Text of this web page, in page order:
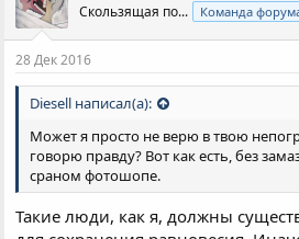
Скользящая по... Команда
28 Дек 2016
Diesell написал(а):
Может я просто не верю в твою
говорю правду? Вот как есть, без
сраном фотошопе.
Такие люди, как я, должны